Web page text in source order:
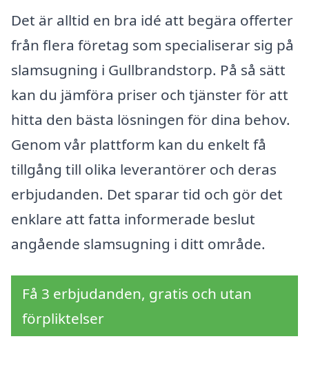
Det är alltid en bra idé att begära offerter
från flera företag som specialiserar sig på
slamsugning i Gullbrandstorp. På så sätt
kan du jämföra priser och tjänster för att
hitta den bästa lösningen för dina behov.
Genom vår plattform kan du enkelt få
tillgång till olika leverantörer och deras
erbjudanden. Det sparar tid och gör det
enklare att fatta informerade beslut
angående slamsugning i ditt område.
Få 3 erbjudanden, gratis och utan
förpliktelser